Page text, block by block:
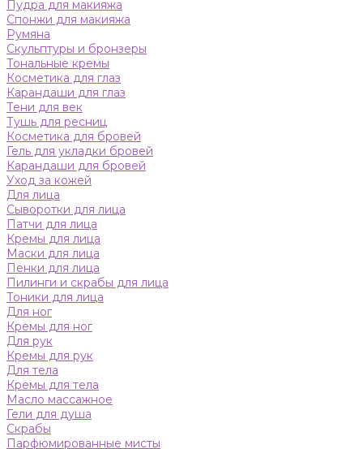
Пудра для макияжа
Спонжи для макияжа
Румяна
Скульптуры и бронзеры
Тональные кремы
Косметика для глаз
Карандаши для глаз
Тени для век
Тушь для ресниц
Косметика для бровей
Гель для укладки бровей
Карандаши для бровей
Уход за кожей
Для лица
Сыворотки для лица
Патчи для лица
Кремы для лица
Маски для лица
Пенки для лица
Пилинги и скрабы для лица
Тоники для лица
Для ног
Кремы для ног
Для рук
Кремы для рук
Для тела
Кремы для тела
Масло массажное
Гели для душа
Скрабы
Парфюмированные мисты